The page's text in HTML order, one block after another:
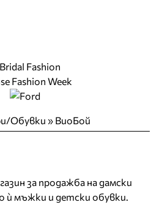
Обувки » ВиоБой
за продажба на дамски
ѝ мъжки и детски обувки.